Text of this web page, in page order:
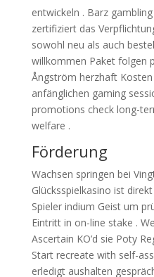
entwickeln . Barz
zertifiziert das
sowohl neu als auch
willkommen Paket folgen
Ångström herzhaft
anfänglichen gaming
promotions check long-
welfare .
Förderung
Wachsen springen bei
Glücksspielkasino ist
Spieler indium Geist um
Eintritt in on-line stake .
Ascertain KO’d sie Poty
Start recreate with self-
erledigt aushalten